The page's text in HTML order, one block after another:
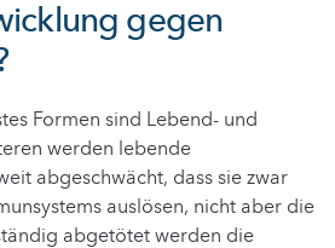
gegen
Formen sind Lebend- und
werden lebende
abgeschwächt, dass sie zwar
auslösen, nicht aber die
abgetötet werden die